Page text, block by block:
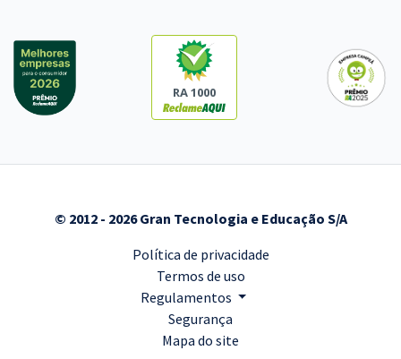
RA 1000
© 2012 - 2026 Gran Tecnologia e Educação S/A
Política de privacidade
Termos de uso
Regulamentos
Segurança
Mapa do site